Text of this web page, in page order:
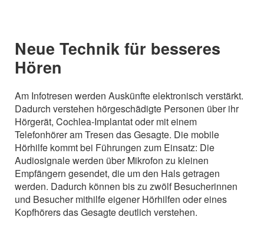
Neue Technik für besseres
Hören
Am Infotresen werden Auskünfte elektronisch verstärkt.
Dadurch verstehen hörgeschädigte Personen über ihr
Hörgerät, Cochlea-Implantat oder mit einem
Telefonhörer am Tresen das Gesagte. Die mobile
Hörhilfe kommt bei Führungen zum Einsatz: Die
Audiosignale werden über Mikrofon zu kleinen
Empfängern gesendet, die um den Hals getragen
werden. Dadurch können bis zu zwölf Besucherinnen
und Besucher mithilfe eigener Hörhilfen oder eines
Kopfhörers das Gesagte deutlich verstehen.